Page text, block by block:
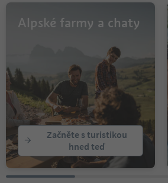
Alpské farmy a chaty
Začněte s turistikou
hned teď